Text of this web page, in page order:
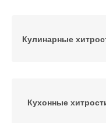
Кулинарные
Кухонные